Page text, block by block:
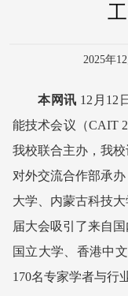
2025年
本网讯 12月12
能技术会议（CAIT
我校联合主办，我校
对外交流合作部承
大学、内蒙古科技
届大会吸引了来自
国立大学、香港中
170名专家学者与行